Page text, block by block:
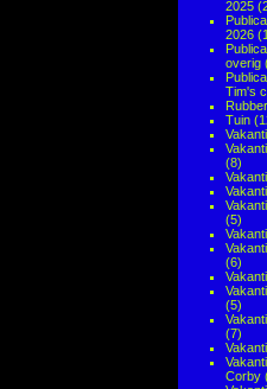
2025
2026
overig
Tim's
Tuin
(8)
(5)
(6)
(5)
(7)
Corby